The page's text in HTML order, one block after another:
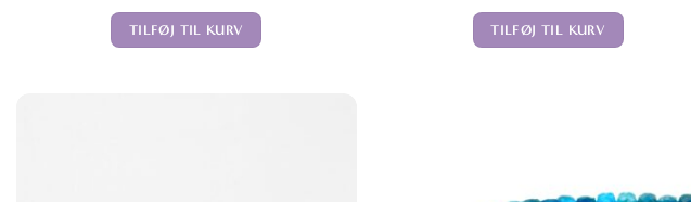
TILFØJ TIL KURV TILFØJ TIL KURV